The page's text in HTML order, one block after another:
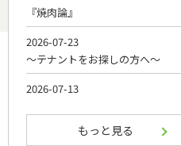
もっと見る